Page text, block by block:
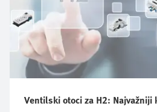
Ventilski otoci za H2: